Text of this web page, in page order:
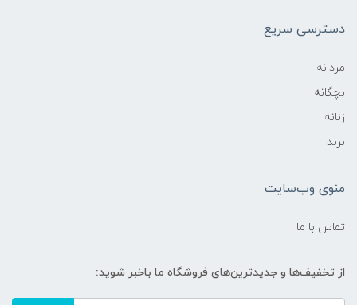
دسترسی سریع
مردانه
بچگانه
زنانه
برند
منوی وب‌سایت
تماس با ما
از تخفیف‌ها و جدیدترین‌های فروشگاه ما باخبر شوید: